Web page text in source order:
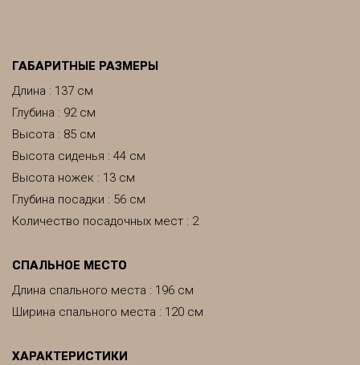
ГАБАРИТНЫЕ РАЗМЕРЫ
Длина : 137 см
Глубина : 92 см
Высота : 85 см
Высота сиденья : 44 см
Высота ножек : 13 см
Глубина посадки : 56 см
Количество посадочных мест : 2
CПАЛЬНОЕ МЕСТО
Длина спального места : 196 см
Ширина спального места : 120 см
ХАРАКТЕРИСТИКИ